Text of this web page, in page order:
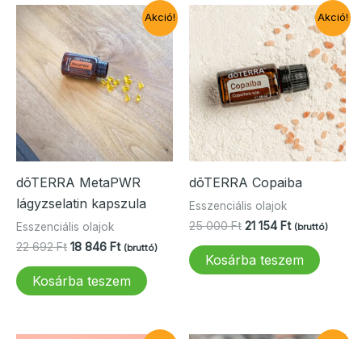
Akció!
dōTERRA MetaPWR
lágyzselatin kapszula
Esszenciális olajok
22 692Ft Original
was:
22
18 846 FtCurrent
18
(bruttó)
Kosárba teszem
Akció!
dōTERRA Copaiba
Esszenciális olajok
25 000Ft Original
was:
25
21 154 FtCurrent
21
(bruttó)
Kosárba teszem